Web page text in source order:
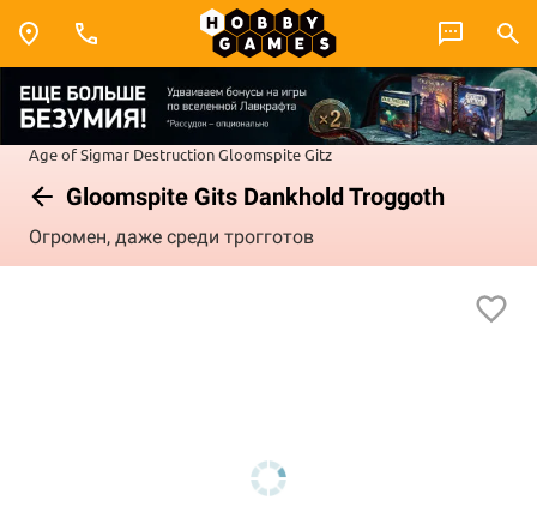
Age of Sigmar DestructionGloomspite Gitz
Gloomspite Gits Dankhold Troggoth
Огромен, даже среди трогготов